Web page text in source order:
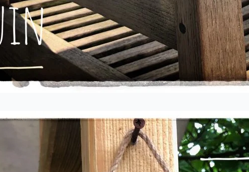
Nous sommes en vacances
En raison de la période de vacances, nous
horaires d'ouverture / jours de fermeture